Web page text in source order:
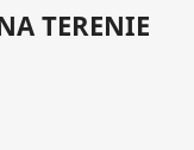
TERENIE